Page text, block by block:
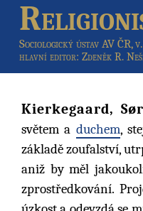
Sociologický ústav AV ČR,
hlavní editor: Zdeněk R.
Kierkegaard,
světem a duchem,
základě zoufalství,
aniž by měl
zprostředkování.